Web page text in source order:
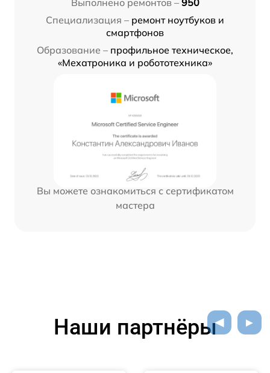
Специализация – ремонт ноутбуков и
смартфонов
Образование – профильное техническое,
«Мехатроника и робототехника»
Вы можете ознакомиться с сертификатом
мастера
Наши партнёры